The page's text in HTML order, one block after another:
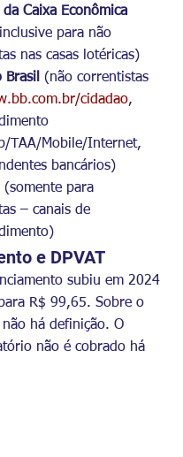
da Caixa Econômica
para não
nas casas lotéricas)
Brasil (não correntistas
cidadao,
TAA/Mobile/Internet,
bancários)
(somente para
– canais de
e DPVAT
subiu em 2024
R$ 99,65. Sobre o
não há definição. O
não é cobrado há